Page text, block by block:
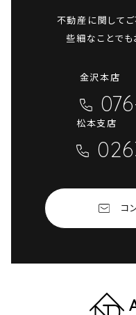
不動産に関してご
些細なことでも
金沢本店
松本支店
コ